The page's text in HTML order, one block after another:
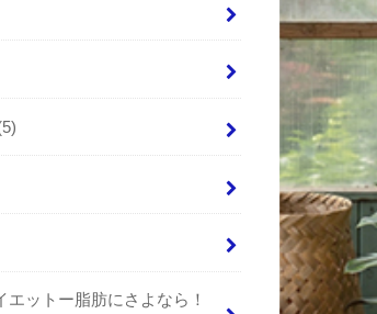
エットー脂肪にさよなら！